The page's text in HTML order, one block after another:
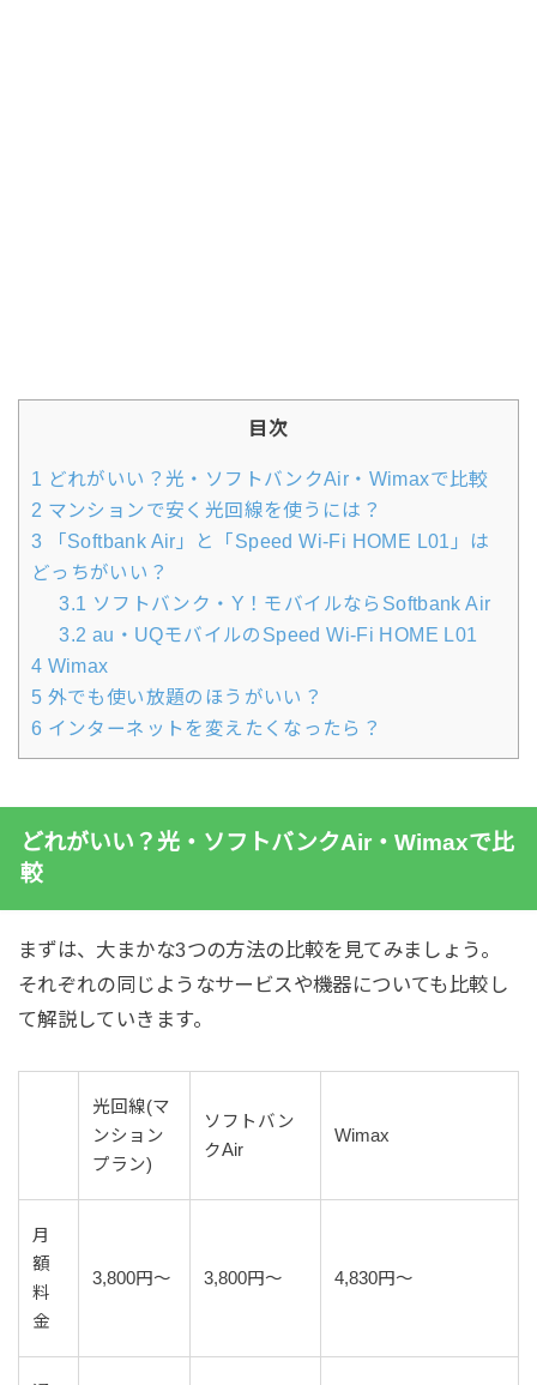
目次
1 どれがいい？光・ソフトバンクAir・Wimaxで比較
2 マンションで安く光回線を使うには？
3 「Softbank Air」と「Speed Wi-Fi HOME L01」は
どっちがいい？
3.1 ソフトバンク・Y！モバイルならSoftbank Air
3.2 au・UQモバイルのSpeed Wi-Fi HOME L01
4 Wimax
5 外でも使い放題のほうがいい？
6 インターネットを変えたくなったら？
どれがいい？光・ソフトバンクAir・Wimaxで比
較
まずは、大まかな3つの方法の比較を見てみましょう。
それぞれの同じようなサービスや機器についても比較し
て解説していきます。
光回線(マ
ンション
プラン)
ソフトバン
クAir
Wimax
月
額
料
金
3,800円～ 3,800円～ 4,830円～